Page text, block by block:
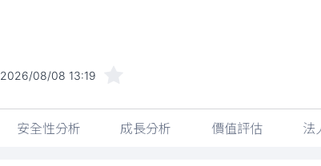
2026/08/08 13:19
安全性分析 成長分析 價值評估 法